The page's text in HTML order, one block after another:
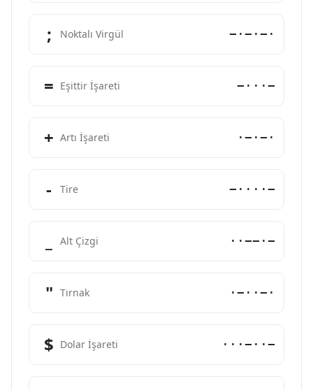
; Noktalı Virgül −·−·−·
= Eşittir İşareti −···−
+ Artı İşareti ·−·−·
- Tire −····−
Alt Çizgi ··−−·−
" Tırnak ·−··−·
$ Dolar İşareti ···−··−